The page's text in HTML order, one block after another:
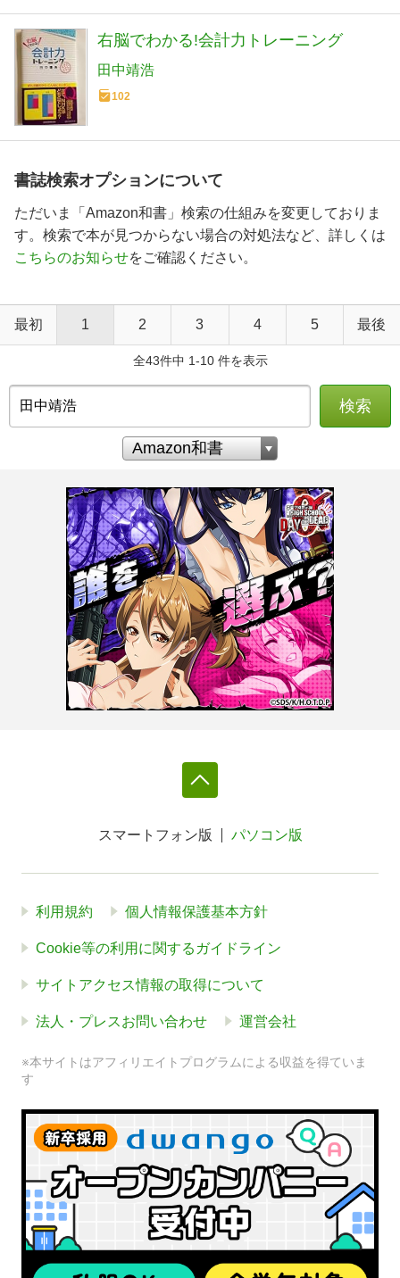
右脳でわかる!会計力トレーニング
田中靖浩
102
書誌検索オプションについて
ただいま「Amazon和書」検索の仕組みを変更しておりま
す。検索で本が見つからない場合の対処法など、詳しくは
こちらのお知らせをご確認ください。
最初 1 2 3 4 5 最後
全43件中 1-10 件を表示
検索
スマートフォン版 パソコン版
利用規約 個人情報保護基本方針
Cookie等の利用に関するガイドライン
サイトアクセス情報の取得について
法人・プレスお問い合わせ 運営会社
※本サイトはアフィリエイトプログラムによる収益を得ていま
す